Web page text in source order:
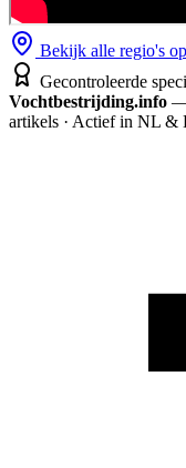
Bekijk alle regio's
Gecontroleerde
Vochtbestrijding.info —
artikels · Actief in NL &